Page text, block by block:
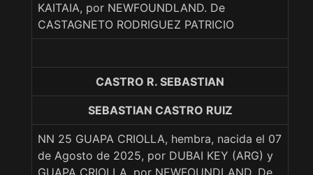
KAITAIA, por NEWFOUNDLAND. De
CASTAGNETO RODRIGUEZ PATRICIO
CASTRO R. SEBASTIAN
SEBASTIAN CASTRO RUIZ
NN 25 GUAPA CRIOLLA, hembra, nacida el 07
de Agosto de 2025, por DUBAI KEY (ARG) y
GUAPA CRIOLLA, por NEWFOUNDLAND. De